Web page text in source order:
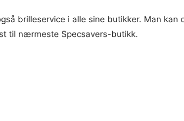
brilleservice i alle sine butikker. Man
til nærmeste Specsavers-butikk.